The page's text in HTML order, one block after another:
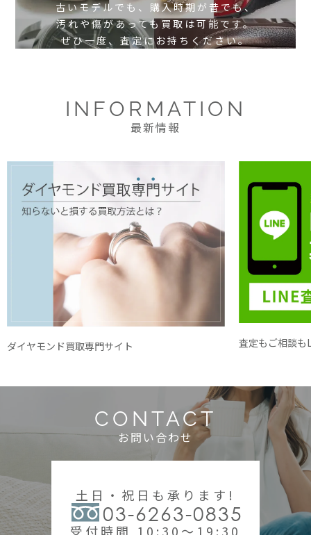
古いモデルでも、購入時期が昔でも、
汚れや傷があっても買取は可能です。
ぜひ一度、査定にお持ちください。
INFORMATION
最新情報
ダイヤモンド買取専門サイト 査定もご相談も
CONTACT
お問い合わせ
土日・祝日も承ります!
03-6263-0835
受付時間 10:30～19:30